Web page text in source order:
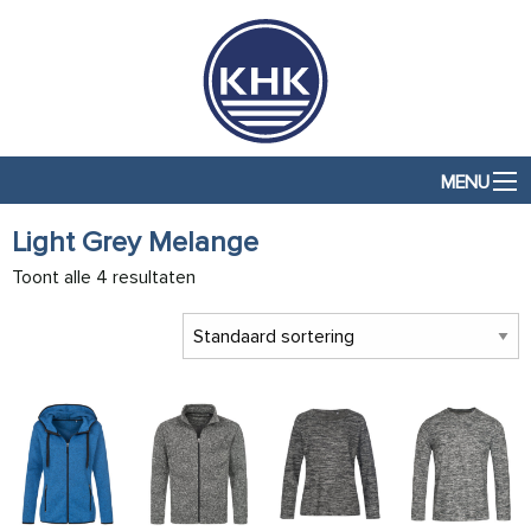
MENU
Light Grey Melange
Toont alle 4 resultaten